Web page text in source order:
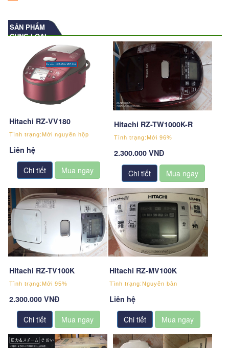
SẢN PHẨM
CÙNG LOẠI
Hitachi RZ-VV180
Tình trạng:Mới nguyên hộp
Liên hệ
Chi tiết
Hitachi RZ-TW1000K-R
Tình trạng:Mới 96%
2.300.000 VNĐ
Chi tiết
Hitachi RZ-TV100K
Tình trạng:Mới 95%
2.300.000 VNĐ
Chi tiết
Hitachi RZ-MV100K
Tình trạng:Nguyên bản
Liên hệ
Chi tiết